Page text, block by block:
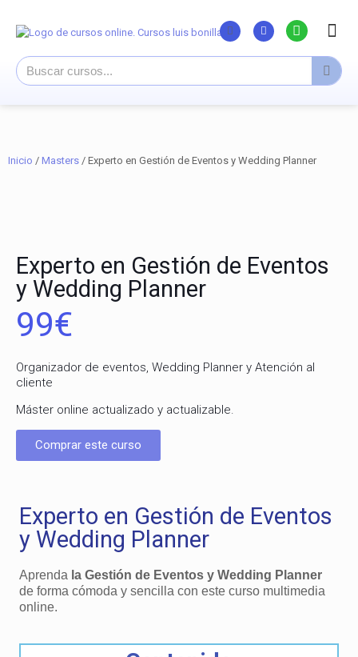
Inicio / Masters / Experto en Gestión de Eventos y Wedding Planner
Experto en Gestión de Eventos
y Wedding Planner
99€
Organizador de eventos, Wedding Planner y Atención al
cliente
Máster online actualizado y actualizable.
Comprar este curso
Experto en Gestión de Eventos
y Wedding Planner
Aprenda la Gestión de Eventos y Wedding Planner
de forma cómoda y sencilla con este curso multimedia
online.